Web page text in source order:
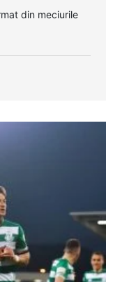
din meciurile